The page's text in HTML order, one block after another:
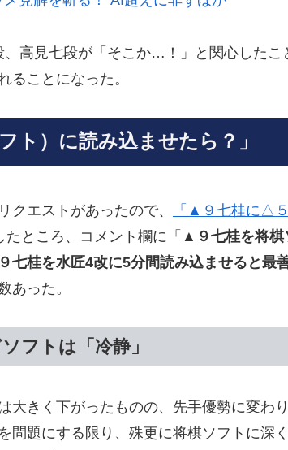
高見七段が「そこか…！」と関心したこ
ることになった。
ト）に読み込ませたら？」
エストがあったので、
「▲９七桂に△
たところ、コメント欄に「 ▲９七桂を将棋
七桂を水匠4改に5分間読み込ませると最
あった。
フトは「冷静」
大きく下がったものの、先手優勢に変わ
問題にする限り、殊更に将棋ソフトに深